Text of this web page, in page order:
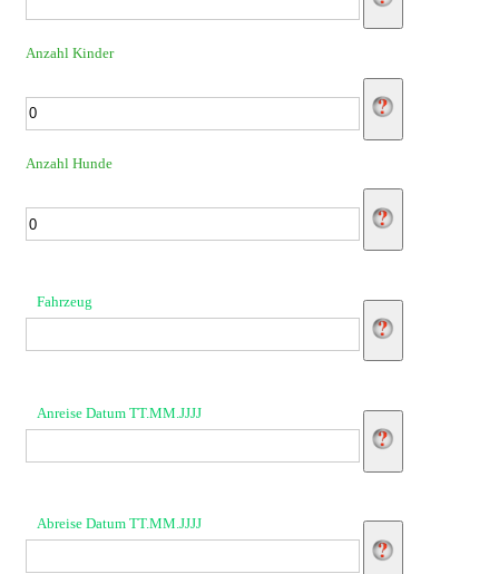
Anzahl Kinder
Anzahl Hunde
Fahrzeug
Anreise Datum TT.MM.JJJJ
Abreise Datum TT.MM.JJJJ